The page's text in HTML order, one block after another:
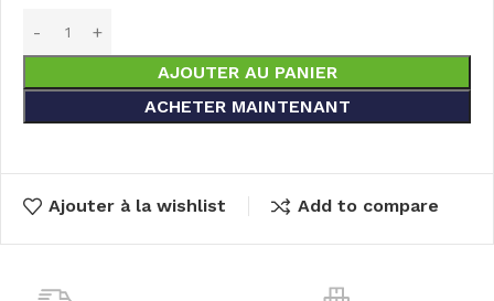
AJOUTER AU PANIER
ACHETER MAINTENANT
Ajouter à la wishlist Add to compare